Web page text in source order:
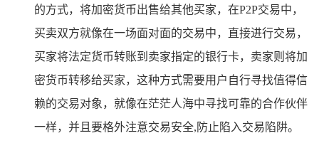
的方式，将加密货币出售给其他买家，在P2P交易中，
买卖双方就像在一场面对面的交易中，直接进行交易，
买家将法定货币转账到卖家指定的银行卡，卖家则将加
密货币转移给买家，这种方式需要用户自行寻找值得信
赖的交易对象，就像在茫茫人海中寻找可靠的合作伙伴
一样，并且要格外注意交易安全,防止陷入交易陷阱。